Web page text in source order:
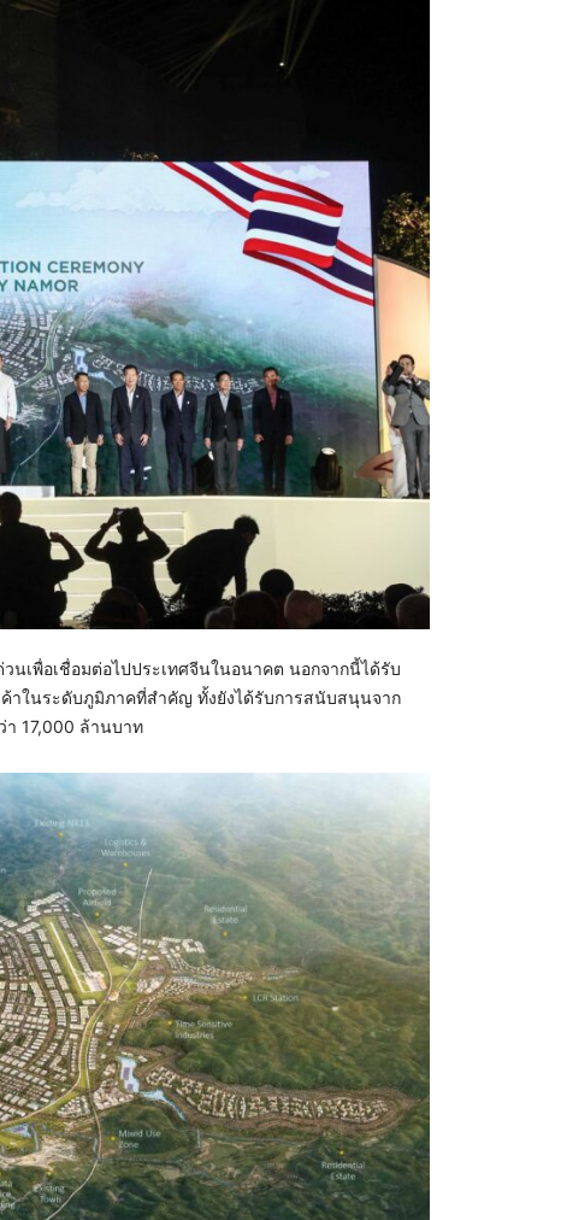
เพื่อเชื่อมต่อไปประเทศจีนในอนาคต นอกจากนี้ได้รับ
าในระดับภูมิภาคที่สำคัญ ทั้งยังได้รับการสนับสนุนจาก
า 17,000 ล้านบาท